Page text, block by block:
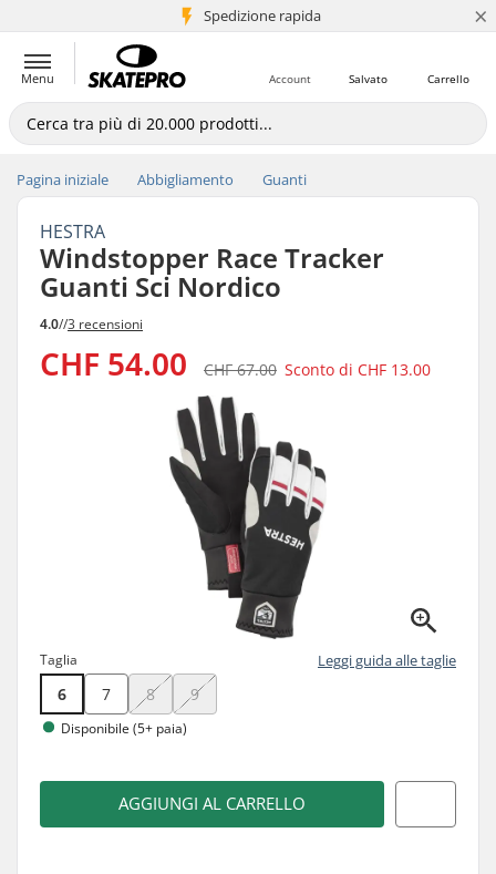
Spedizione rapida
+5 mln di clienti ×
Menu Carrello
Salvato
Account
Pagina iniziale Abbigliamento Guanti
HESTRA
Windstopper Race Tracker
Guanti Sci Nordico
4.0//3 recensioni
CHF 54.00 CHF 67.00 Sconto di CHF 13.00
Taglia Leggi guida alle taglie
6 7 8 9
Disponibile (5+ paia)
AGGIUNGI AL CARRELLO